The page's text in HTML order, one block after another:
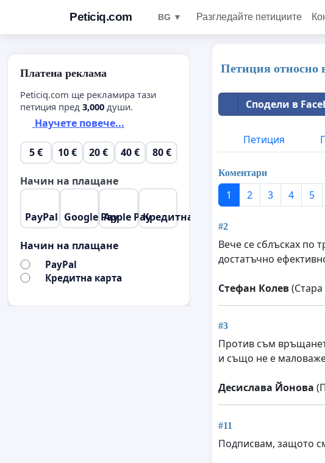
Peticiq.com BG ▼ Разгледайте петициите
Петиция относно
Сподели в
Петиция
Коментари
1 2 3 4 5
#2
Вече се сблъсках по
достатъчно
Стефан Колев(Стара
#3
Против съм
и също не е
Десислава Йонова
#11
Подписвам, защото
Платена реклама
Peticiq.com ще рекламира тази
петиция пред 3,000 души.
Научете повече...
5 € 10 € 20 € 40 € 80 €
Начин на плащане
PayPal Google PayApple PayКредитна карта
Начин на плащане
PayPal
Кредитна карта